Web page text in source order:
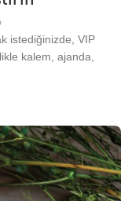
istediğinizde, VIP
kalem, ajanda,